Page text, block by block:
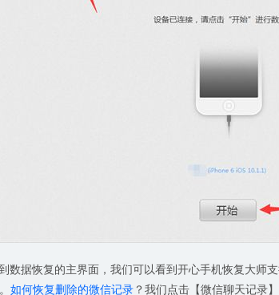
数据恢复的主界面，我们可以看到开心手机恢复大师
如何恢复删除的微信记录 ？我们点击【微信聊天记录